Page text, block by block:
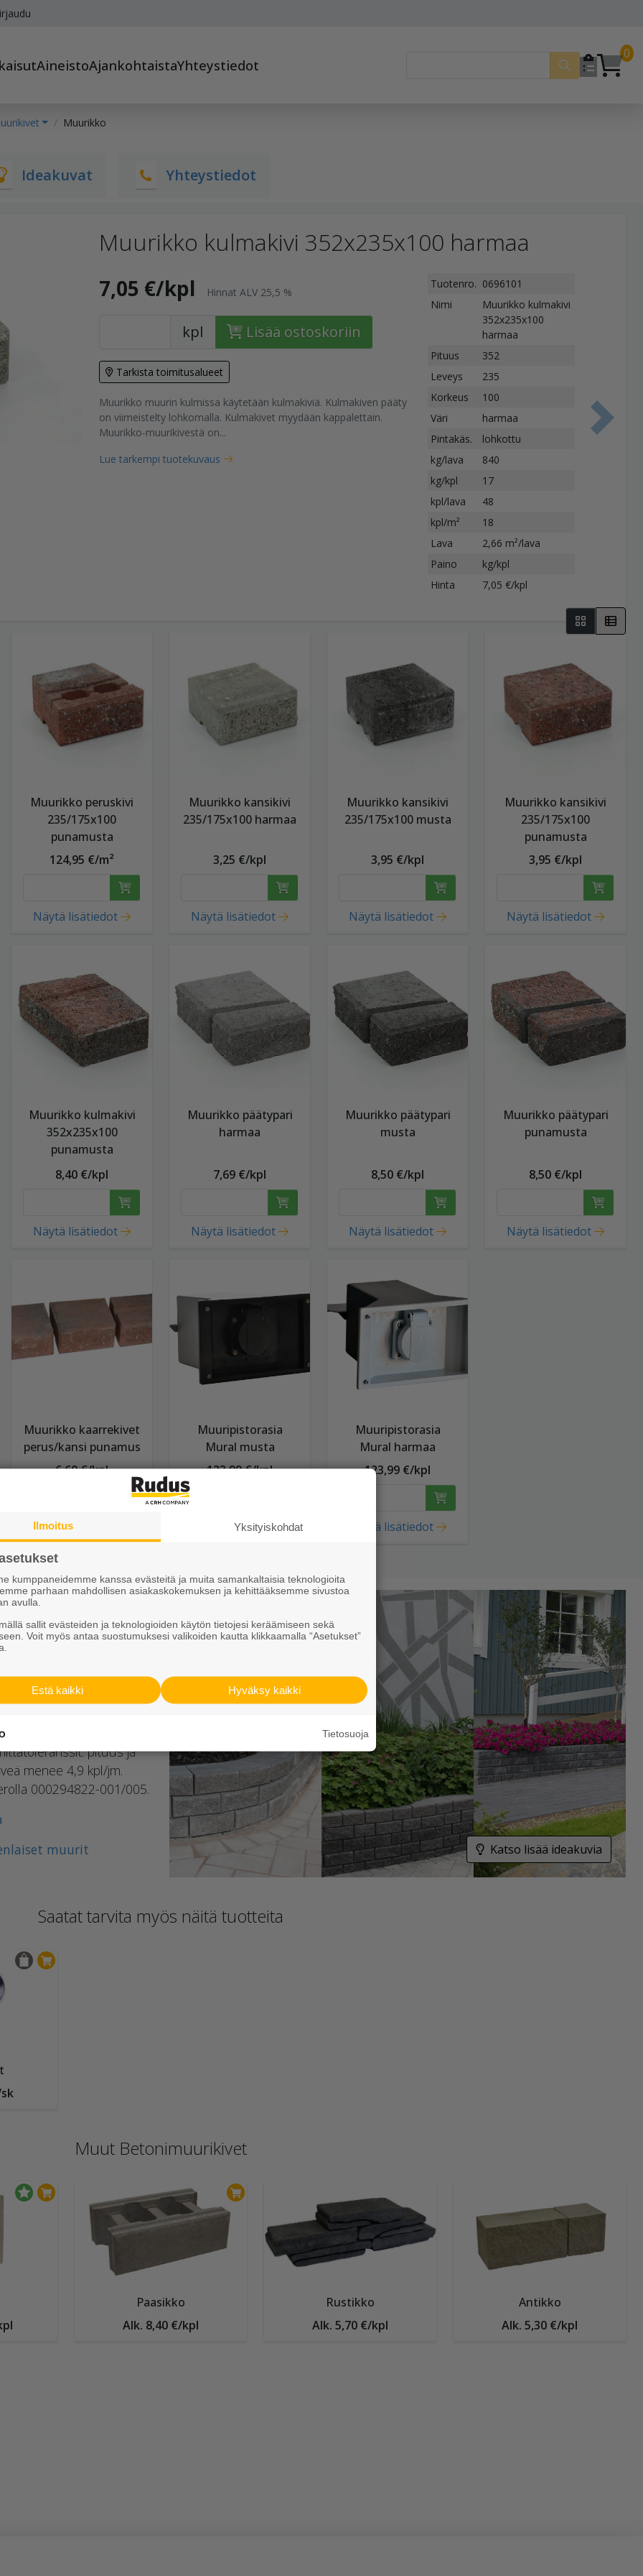
AineistoAjankohtaistaYhteystiedot
0
Muurikko
Ideakuvat Yhteystiedot
Muurikko kulmakivi 352x235x100 harmaa
7,05 €/kpl Hinnat ALV 25,5 %
kpl Lisää ostoskoriin
Tarkista toimitusalueet
Muurikko muurin kulmissa käytetään kulmakiviä. Kulmakiven pääty
on viimeistelty lohkomalla. Kulmakivet myydään kappalettain.
Muurikko-muurikivestä on...
Lue tarkempi tuotekuvaus
Tuotenro. 0696101
Nimi
Muurikko kulmakivi
352x235x100
harmaa
Pituus
352
Leveys
235
Korkeus
100
Väri
harmaa
Pintakäs.
lohkottu
kg/lava
840
kg/kpl
17
kpl/lava
48
kpl/m²
18
Lava
2,66 m²/lava
Paino
kg/kpl
Hinta
7,05 €/kpl
Muurikko peruskivi
235/175x100
punamusta
124,95 €/m²
Näytä lisätiedot
Muurikko kansikivi
235/175x100 harmaa
3,25 €/kpl
Näytä lisätiedot
Muurikko kansikivi
235/175x100 musta
3,95 €/kpl
Näytä lisätiedot
Muurikko kansikivi
235/175x100
punamusta
3,95 €/kpl
Näytä lisätiedot
Muurikko kulmakivi
352x235x100
punamusta
8,40 €/kpl
Näytä lisätiedot
Muurikko päätypari
harmaa
7,69 €/kpl
Näytä lisätiedot
Muurikko päätypari
musta
8,50 €/kpl
Näytä lisätiedot
Muurikko päätypari
punamusta
8,50 €/kpl
Näytä lisätiedot
Muurikko kaarrekivet
perus/kansi punamus
6,60 €/kpl
Näytä lisätiedot
Muuripistorasia
Mural musta
123,99 €/kpl
Näytä lisätiedot
Muuripistorasia
Mural harmaa
123,99 €/kpl
Näytä lisätiedot
kaikki
muotoihin. Kauniin
Peruskivillä
kiviä. Muurikko
on noin.
valettavaksi
pituus ja
menee 4,9 kpl/jm.
000294822-001/005.
muurit Katso lisää ideakuvia
Saatat tarvita myös näitä tuotteita
Muut Betonimuurikivet
Paasikko
Alk. 8,40 €/kpl
Rustikko
Alk. 5,70 €/kpl
Antikko
Alk. 5,30 €/kpl
Ilmoitus Yksityiskohdat
kumppaneidemme kanssa evästeitä ja muita samankaltaisia teknologioita
parhaan mahdollisen asiakaskokemuksen ja kehittääksemme sivustoa
avulla.
sallit evästeiden ja teknologioiden käytön tietojesi keräämiseen sekä
Voit myös antaa suostumuksesi valikoiden kautta klikkaamalla “Asetukset”
Hyväksy kaikki
Estä kaikki
Tietosuoja